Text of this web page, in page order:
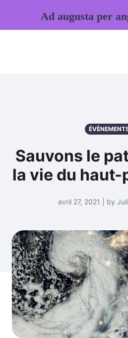
Sauvons le
la vie du
avril 27, 2021 | by
Ad augusta per